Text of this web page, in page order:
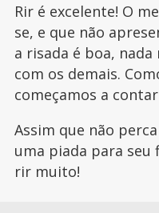
Rir é excelente! O
se, e que não
a risada é boa,
com os demais.
começamos a
Assim que não
uma piada para seu
rir muito!